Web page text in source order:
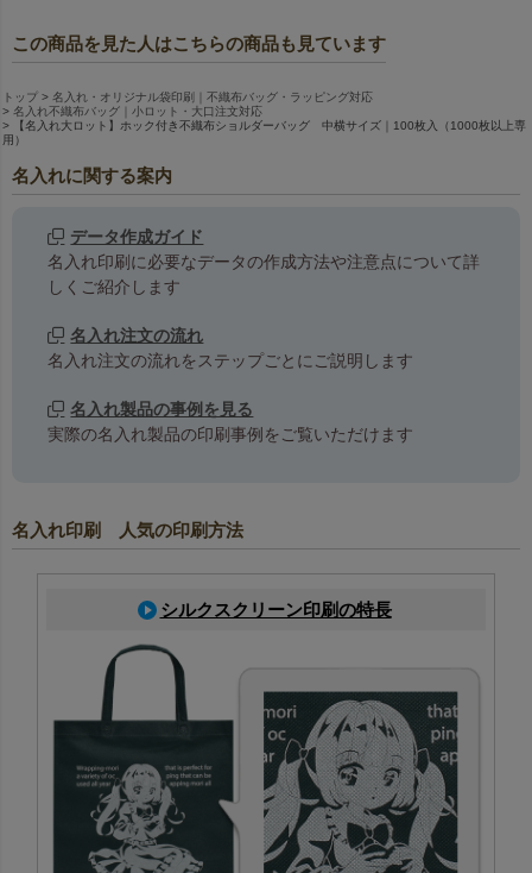
この商品を見た人はこちらの商品も見ています
トップ
名入れ・オリジナル袋印刷｜不織布バッグ・ラッピング対応
名入れ不織布バッグ｜小ロット・大口注文対応
【名入れ大ロット】ホック付き不織布ショルダーバッグ 中横サイズ｜100枚入（1000枚以上専
用）
名入れに関する案内
データ作成ガイド
名入れ印刷に必要なデータの作成方法や注意点について詳
しくご紹介します
名入れ注文の流れ
名入れ注文の流れをステップごとにご説明します
名入れ製品の事例を見る
実際の名入れ製品の印刷事例をご覧いただけます
名入れ印刷 人気の印刷方法
シルクスクリーン印刷の特長